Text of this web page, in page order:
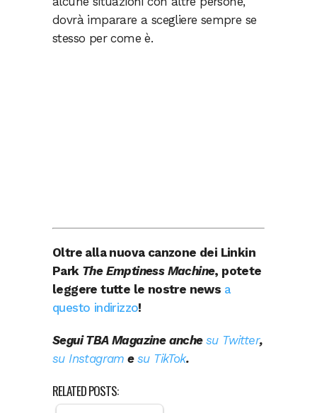
dovrà imparare a scegliere sempre se
stesso per come è.
Oltre alla nuova canzone dei Linkin
Park The Emptiness Machine, potete
leggere tutte le nostre news a
questo indirizzo!
Segui TBA Magazine anche su Twitter,
su Instagram esu TikTok.
RELATED POSTS: